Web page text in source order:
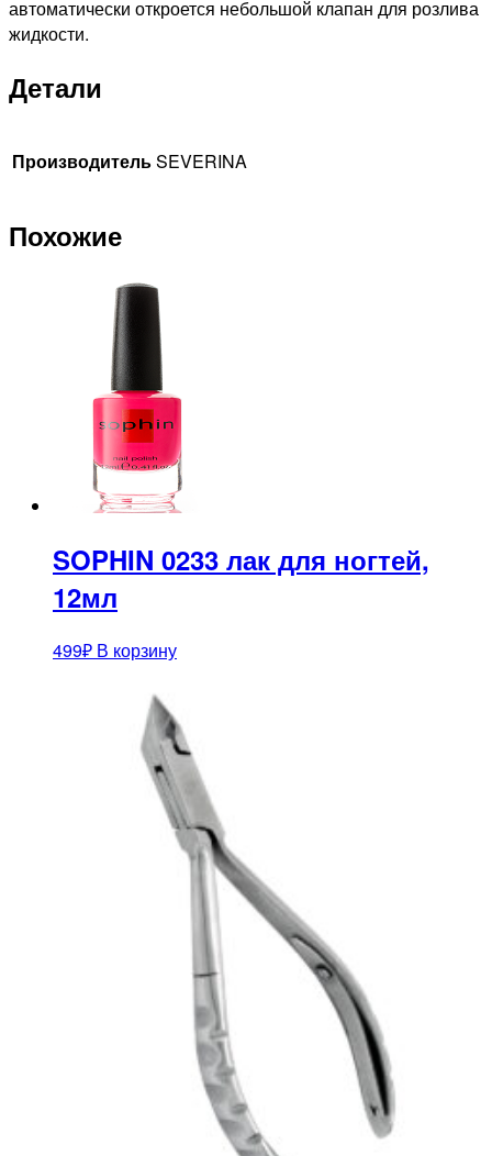
автоматически откроется небольшой клапан для розлива
жидкости.
Детали
ПроизводительSEVERINA
Похожие
SOPHIN 0233 лак для ногтей,
12мл
499₽ В корзину